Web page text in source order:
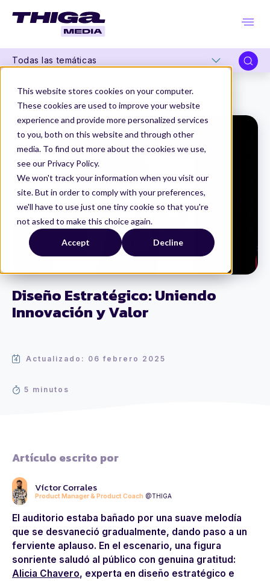
This website stores cookies on your computer.
These cookies are used to improve your website
experience and provide more personalized services
to you, both on this website and through other
media. To find out more about the cookies we use,
see our Privacy Policy.
We won't track your information when you visit our
site. But in order to comply with your preferences,
we'll have to use just one tiny cookie so that you're
not asked to make this choice again.
Accept Decline
Todas las temáticas
Diseño Estratégico: Uniendo
Innovación y Valor
Actualizado: 06 febrero 2025
5 minutos
Thiga Media
Product Design
Artículo escrito por
Víctor Corrales
Product Manager & Product Coach @THIGA
El auditorio estaba bañado por una suave melodía
que se desvaneció gradualmente, dando paso a un
ferviente aplauso. En el escenario, una figura
sonriente saludó al público con genuina gratitud:
Alicia Chavero, experta en diseño estratégico e